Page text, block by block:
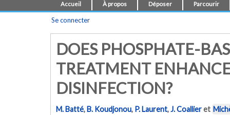
Accueil À propos Déposer Parcourir
Se connecter
DOES PHOSPHATE-
TREATMENT
DISINFECTION?
M. Batté,B. Koudjonou, P. Laurent,J. Coallieret